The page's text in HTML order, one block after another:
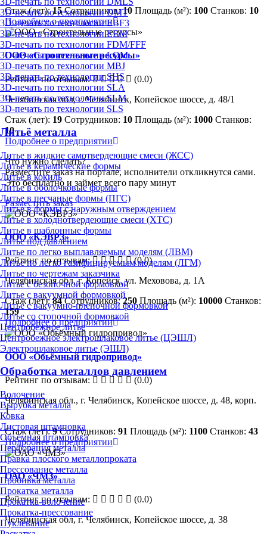
3D-печать по технологии DMT
3D-печать по технологии EBF3
3D-печать по технологии EBM
3D-печать по технологии FDM/FFF
3D-печать по технологии LOM
3D-печать по технологии MBJ
3D-печать по технологии SHS
3D-печать по технологии SLA
3D-печать по технологии SLM
3D-печать по технологии SLS
Литьё металла
Литье в жидкие самотвердеющие смеси (ЖСС)
Литье в керамические формы
Литье в кокиль
Литье в оболочковые формы
Литье в песчаные формы (ПГС)
Литье в формы с наружным отверждением
Литье в холоднотвердеющие смеси (ХТС)
Литье в шаблонные формы
Литье под давлением
Литье по легко выплавляемым моделям (ЛВМ)
Литье по легко газифицируемым моделям (ЛГМ)
Литье по чертежам заказчика
Литье с безопочной формовкой
Литье с вакуумной формовкой
Литье с вакуумно-плёночной формовкой
Литье со стопочной формовкой
Центробежное литье
Центробежное электрошлаковое литье (ЦЭШЛ)
Электрошлаковое литье (ЭШЛ)
Обработка металлов давлением
Волочение
Вырубка металла
Ковка
Листовая штамповка
Объёмная штамповка
Перфорация металла
Правка плоского металлопроката
Прессование металла
Пробивка металла
Прокатка металла
Прокатка-волочение
Прокатка-прессование
Пуклевание
Стаж (лет):15 Сотрудников:10 Площадь (м²): 100 Станков: 10
Подробнее о предприятии
ООО «Строительные ресурсы»
Рейтинг по отзывам:
(0.0)
Челябинская обл, г. Челябинск, Копейское шоссе, д. 48/1
Стаж (лет): 19 Сотрудников: 10 Площадь (м²): 1000 Станков:
10
Подробнее о предприятии
Что нужно сделать?
Разместите заказ на портале, исполнители откликнутся сами.
Это бесплатно и займет всего пару минут
Разместить заказ
ООО «КЭВРЗ»
Рейтинг по отзывам:
(0.0)
Челябинская обл, г. Копейск, ул. Меховова, д. 1А
Стаж (лет):84 Сотрудников:250 Площадь (м²): 10000 Станков:
159
Подробнее о предприятии
ООО «Обьёмный гидропривод»
Рейтинг по отзывам:
(0.0)
Челябинская обл., г. Челябинск, Копейское шоссе, д. 48, корп.
1
Стаж (лет):9 Сотрудников: 91 Площадь (м²): 1100 Станков: 43
Подробнее о предприятии
ОАО «ЧМЗ»
Рейтинг по отзывам:
(0.0)
Челябинская обл, г. Челябинск, Копейское шоссе, д. 38